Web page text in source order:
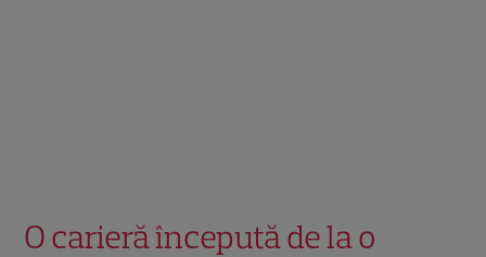
O carieră începută de la o